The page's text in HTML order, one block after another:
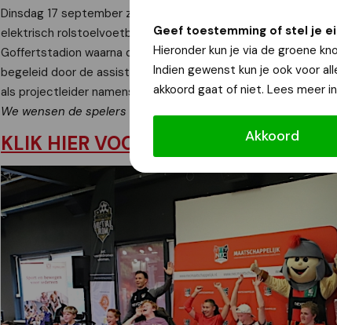
Geef toestemming of stel je
Hieronder kun je via de groene
Indien gewenst kun je ook voor
akkoord gaat of niet. Lees meer
Akkoord
Dinsdag 17 september zijn er voor het derde jaar op rij de
elektrisch rolstoelvoetbalteam. De spelers verzamelden zich
Goffertstadion waarna de ondertekeningen startten. De
begeleid door de assistent-trainer van het eerste elftal,
als projectleider namens N.E.C. Maatschappelijk aanwezig.
We wensen de spelers veel succes!
KLIK HIER VOOR ONS FOTOVERSLAG